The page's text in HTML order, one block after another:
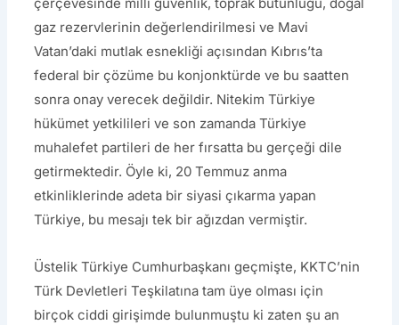
gaz rezervlerinin değerlendirilmesi ve Mavi
Vatan’daki mutlak esnekliği açısından Kıbrıs’ta
federal bir çözüme bu konjonktürde ve bu saatten
sonra onay verecek değildir. Nitekim Türkiye
hükümet yetkilileri ve son zamanda Türkiye
muhalefet partileri de her fırsatta bu gerçeği dile
getirmektedir. Öyle ki, 20 Temmuz anma
etkinliklerinde adeta bir siyasi çıkarma yapan
Türkiye, bu mesajı tek bir ağızdan vermiştir.
Üstelik Türkiye Cumhurbaşkanı geçmişte, KKTC’nin
Türk Devletleri Teşkilatına tam üye olması için
birçok ciddi girişimde bulunmuştu ki zaten şu an